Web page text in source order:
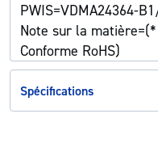
PWIS=VDMA24364-
Note sur la
Conforme RoHS)
Spécifications